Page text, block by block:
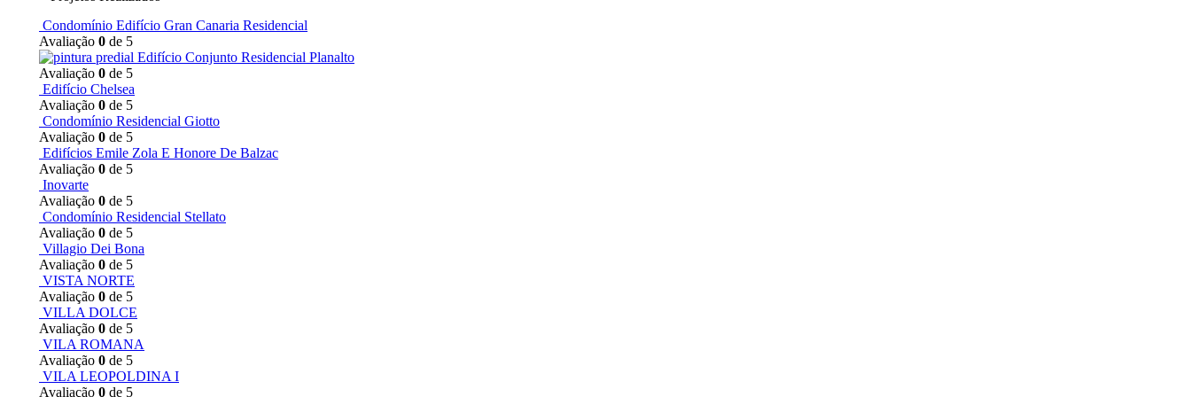
Condomínio Edifício Gran Canaria Residencial
Avaliação 0 de 5
Edifício Conjunto Residencial Planalto
Avaliação 0 de 5
Edifício Chelsea
Avaliação 0 de 5
Condomínio Residencial Giotto
Avaliação 0 de 5
Edifícios Emile Zola E Honore De Balzac
Avaliação 0 de 5
Inovarte
Avaliação 0 de 5
Condomínio Residencial Stellato
Avaliação 0 de 5
Villagio Dei Bona
Avaliação 0 de 5
VISTA NORTE
Avaliação 0 de 5
VILLA DOLCE
Avaliação 0 de 5
VILA ROMANA
Avaliação 0 de 5
VILA LEOPOLDINA I
Avaliação 0 de 5